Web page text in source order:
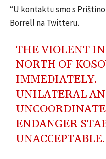
“U kontaktu smo s
Borrell na Twitteru.
THE VIOLENT
NORTH OF
IMMEDIATELY.
UNILATERAL
ENDANGER
UNACCEPTABLE.